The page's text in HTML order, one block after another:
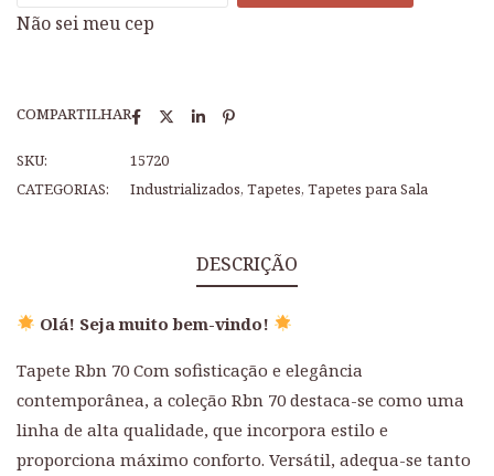
Não sei meu cep
COMPARTILHAR
SKU:
15720
CATEGORIAS:
Industrializados, Tapetes, Tapetes para Sala
DESCRIÇÃO
Olá! Seja muito bem-vindo!
Tapete Rbn 70 Com sofisticação e elegância
contemporânea, a coleção Rbn 70 destaca-se como uma
linha de alta qualidade, que incorpora estilo e
proporciona máximo conforto. Versátil, adequa-se tanto